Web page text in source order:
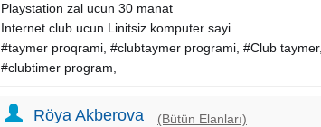
Playstation zal ucun 30 manat
Internet club ucun Linitsiz komputer sayi
#taymer proqrami, #clubtaymer programi, #Club taymer,
#clubtimer program,
Röya Akberova (Bütün Elanları)